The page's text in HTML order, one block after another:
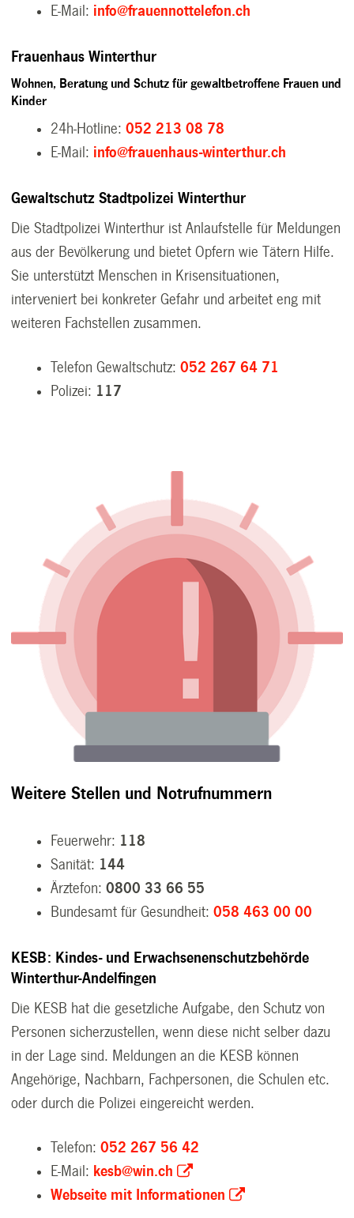
E-Mail: info@frauennottelefon.ch
Frauenhaus Winterthur
Wohnen, Beratung und Schutz für gewaltbetroffene Frauen und
Kinder
24h-Hotline:052 213 08 78
E-Mail: info@frauenhaus-winterthur.ch
Gewaltschutz Stadtpolizei Winterthur
Die Stadtpolizei Winterthur ist Anlaufstelle für Meldungen
aus der Bevölkerung und bietet Opfern wie Tätern Hilfe.
Sie unterstützt Menschen in Krisensituationen,
interveniert bei konkreter Gefahr und arbeitet eng mit
weiteren Fachstellen zusammen.
Telefon Gewaltschutz: 052 267 64 71
Polizei: 117
Weitere Stellen und Notrufnummern
Feuerwehr: 118
Sanität: 144
Ärztefon:0800 33 66 55
Bundesamt für Gesundheit:058 463 00 00
KESB: Kindes- und Erwachsenenschutzbehörde
Winterthur-Andelfingen
Die KESB hat die gesetzliche Aufgabe, den Schutz von
Personen sicherzustellen, wenn diese nicht selber dazu
in der Lage sind. Meldungen an die KESB können
Angehörige, Nachbarn, Fachpersonen, die Schulen etc.
oder durch die Polizei eingereicht werden.
Telefon:052 267 56 42
E-Mail: kesb@win.ch
Webseite mit Informationen